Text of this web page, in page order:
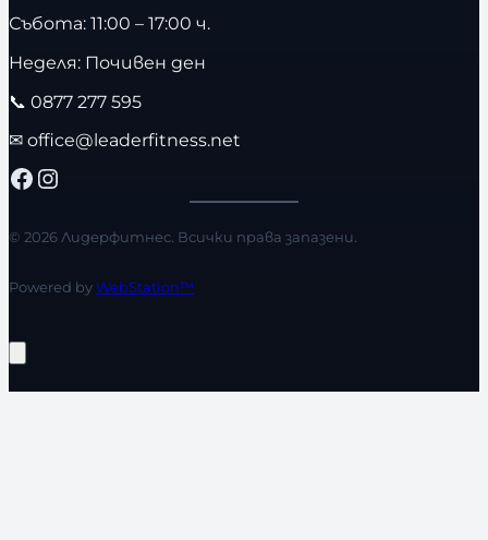
Събота: 11:00 – 17:00 ч.
Неделя: Почивен ден
📞 0877 277 595
✉ office@leaderfitness.net
Facebook Instagram
© 2026 Лидерфитнес. Всички права запазени.
Powered byWebStation™